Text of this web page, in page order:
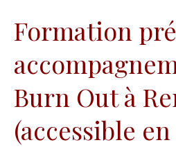
Formation
Burn Out à
(accessible